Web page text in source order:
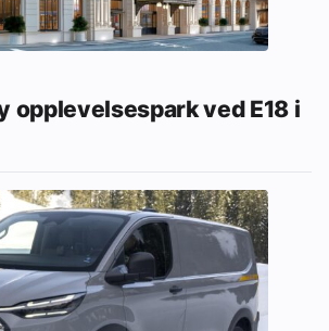
opplevelsespark ved E18 i